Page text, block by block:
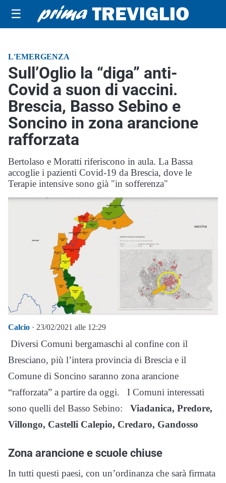
☰
L'EMERGENZA
Sull’Oglio la “diga” anti-
Covid a suon di vaccini.
Brescia, Basso Sebino e
Soncino in zona arancione
rafforzata
Bertolaso e Moratti riferiscono in aula. La Bassa
accoglie i pazienti Covid-19 da Brescia, dove le
Terapie intensive sono già "in sofferenza"
Calcio · 23/02/2021 alle 12:29
Diversi Comuni bergamaschi al confine con il
Bresciano, più l’intera provincia di Brescia e il
Comune di Soncino saranno zona arancione
“rafforzata” a partire da oggi.
I Comuni interessati
sono quelli del Basso Sebino: Viadanica, Predore,
Villongo, Castelli Calepio, Credaro, Gandosso
Zona arancione e scuole chiuse
In tutti questi paesi, con un’ordinanza che sarà firmata